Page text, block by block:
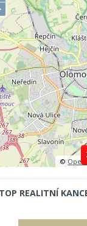
©
TOP REALITNÍ